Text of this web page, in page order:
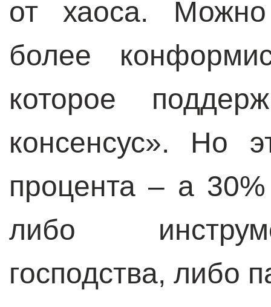
от хаоса.
более
которое
консенсус». Но
процента – а 30%
либо
господства, либо